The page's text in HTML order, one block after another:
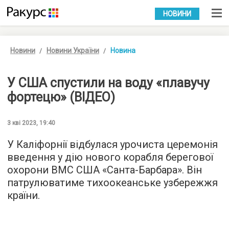
УКР РУС
НОВИНИ
Новини Новини України Новина
У США спустили на воду «плавучу
фортецю» (ВІДЕО)
3 кві 2023, 19:40
У Каліфорнії відбулася урочиста церемонія
введення у дію нового корабля берегової
охорони ВМС США «Санта-Барбара». Він
патрулюватиме тихоокеанське узбережжя
країни.